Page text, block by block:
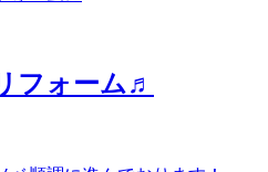
フォーム♬